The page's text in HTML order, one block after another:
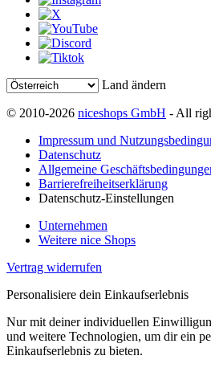
Land ändern
© 2010-2026 niceshops GmbH - All
Impressum und
Datenschutz
Allgemeine
Barrierefreiheitserklärung
Datenschutz-Einstellungen
Unternehmen
Weitere nice Shops
Vertrag widerrufen
Personalisiere dein Einkaufserlebnis
Nur mit deiner individuellen
und weitere Technologien, um dir ein
Einkaufserlebnis zu bieten.